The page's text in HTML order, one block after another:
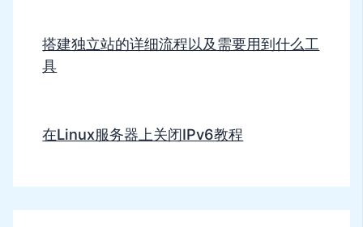
搭建独立站的详细流程以及需要用到什么工
具
在Linux服务器上关闭IPv6教程